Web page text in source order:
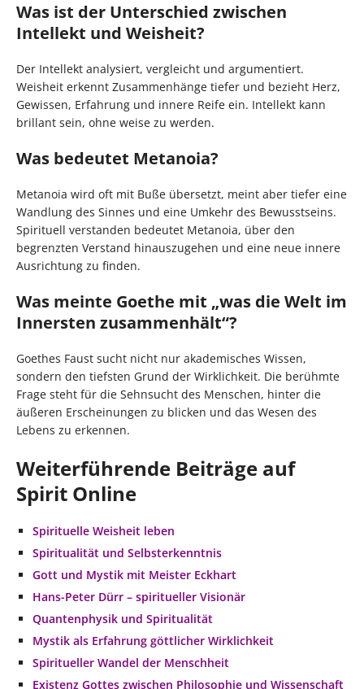
Was ist der Unterschied zwischen
Intellekt und Weisheit?
Der Intellekt analysiert, vergleicht und argumentiert.
Weisheit erkennt Zusammenhänge tiefer und bezieht Herz,
Gewissen, Erfahrung und innere Reife ein. Intellekt kann
brillant sein, ohne weise zu werden.
Was bedeutet Metanoia?
Metanoia wird oft mit Buße übersetzt, meint aber tiefer eine
Wandlung des Sinnes und eine Umkehr des Bewusstseins.
Spirituell verstanden bedeutet Metanoia, über den
begrenzten Verstand hinauszugehen und eine neue innere
Ausrichtung zu finden.
Was meinte Goethe mit „was die Welt im
Innersten zusammenhält“?
Goethes Faust sucht nicht nur akademisches Wissen,
sondern den tiefsten Grund der Wirklichkeit. Die berühmte
Frage steht für die Sehnsucht des Menschen, hinter die
äußeren Erscheinungen zu blicken und das Wesen des
Lebens zu erkennen.
Weiterführende Beiträge auf
Spirit Online
Spirituelle Weisheit leben
Spiritualität und Selbsterkenntnis
Gott und Mystik mit Meister Eckhart
Hans-Peter Dürr – spiritueller Visionär
Quantenphysik und Spiritualität
Mystik als Erfahrung göttlicher Wirklichkeit
Spiritueller Wandel der Menschheit
Existenz Gottes zwischen Philosophie und Wissenschaft